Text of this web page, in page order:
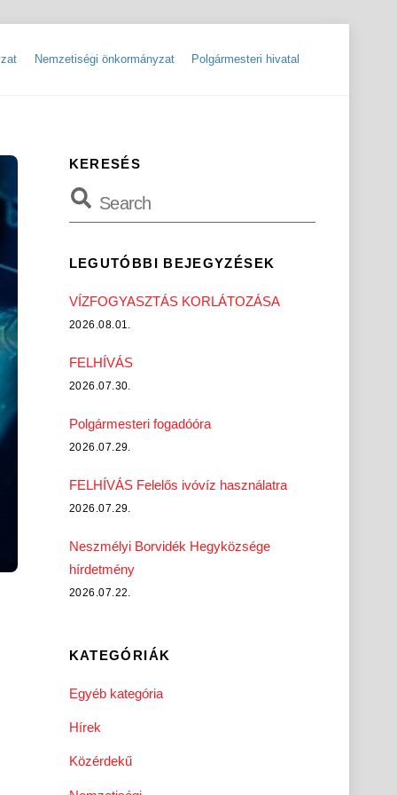
Nemzetiségi önkormányzat Polgármesteri hivatal
KERESÉS
LEGUTÓBBI BEJEGYZÉSEK
VÍZFOGYASZTÁS KORLÁTOZÁSA
2026.08.01.
FELHÍVÁS
2026.07.30.
Polgármesteri fogadóóra
2026.07.29.
FELHÍVÁS Felelős ivóvíz használatra
2026.07.29.
Neszmélyi Borvidék Hegyközsége
hírdetmény
2026.07.22.
KATEGÓRIÁK
Egyéb kategória
Hírek
Közérdekű